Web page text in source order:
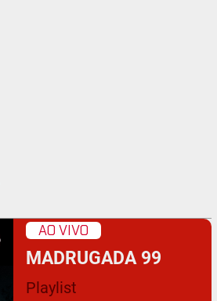
AO VIVO
MADRUGADA 99
Playlist